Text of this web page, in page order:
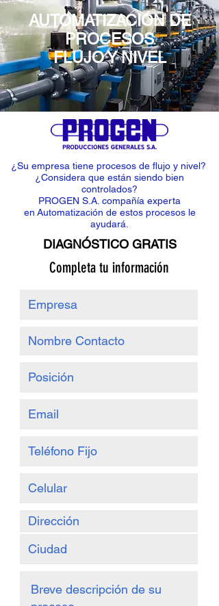
AUTOMATIZACIÓN DE
PROCESOS
FLUJO Y NIVEL
¿Su empresa tiene procesos de flujo y nivel?
¿Considera que están siendo bien
controlados?
PROGEN S.A. compañía experta
en Automatización de estos procesos le
ayudará.
DIAGNÓSTICO GRATIS
Completa tu información